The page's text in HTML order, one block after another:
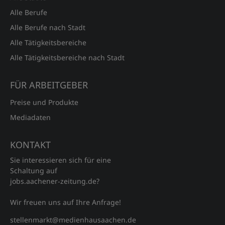
Alle Berufe
Alle Berufe nach Stadt
Alle Tätigkeitsbereiche
Alle Tätigkeitsbereiche nach Stadt
FÜR ARBEITGEBER
Preise und Produkte
Mediadaten
KONTAKT
Sie interessieren sich für eine
Schaltung auf
jobs.aachener‑zeitung.de?
Wir freuen uns auf Ihre Anfrage!
stellenmarkt@medienhausaachen.de